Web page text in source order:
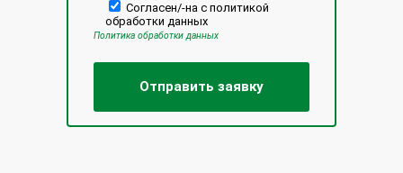
Согласен/-на с политикой
обработки данных
Политика обработки данных